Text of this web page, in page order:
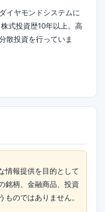
イヤモンドシステムに
式投資歴10年以上。高
散投資を行っていま
情報提供を目的として
銘柄、金融商品、投資
のではありません。